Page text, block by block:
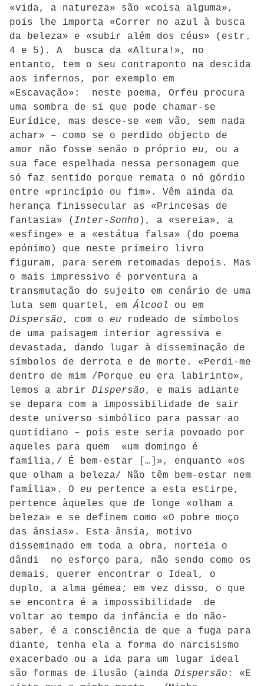
«vida, a natureza» são «coisa alguma»,
pois lhe importa «Correr no azul à busca
da beleza» e «subir além dos céus» (estr.
4 e 5). A busca da «Altura!», no
entanto, tem o seu contraponto na descida
aos infernos, por exemplo em
«Escavação»: neste poema, Orfeu procura
uma sombra de si que pode chamar-se
Eurídice, mas desce-se «em vão, sem nada
achar» – como se o perdido objecto de
amor não fosse senão o próprio eu, ou a
sua face espelhada nessa personagem que
só faz sentido porque remata o nó górdio
entre «princípio ou fim». Vêm ainda da
herança finissecular as «Princesas de
fantasia» ( Inter-Sonho ), a «sereia», a
«esfinge» e a «estátua falsa» (do poema
epónimo) que neste primeiro livro
figuram, para serem retomadas depois. Mas
o mais impressivo é porventura a
transmutação do sujeito em cenário de uma
luta sem quartel, emÁlcool
ou em
Dispersão, com o eu
rodeado de símbolos
de uma paisagem interior agressiva e
devastada, dando lugar à disseminação de
símbolos de derrota e de morte. «Perdi-me
dentro de mim /Porque eu era labirinto»,
lemos a abrir Dispersão, e mais adiante
se depara com a impossibilidade de sair
deste universo simbólico para passar ao
quotidiano – pois este seria povoado por
aqueles para quem «um domingo é
família,/ É bem-estar […]», enquanto «os
que olham a beleza/ Não têm bem-estar nem
família». O eu pertence a esta estirpe,
pertence àqueles que de longe «olham a
beleza» e se definem como «O pobre moço
das ânsias». Esta ânsia, motivo
disseminado em toda a obra, norteia o
dândi no esforço para, não sendo como os
demais, querer encontrar o Ideal, o
duplo, a alma gémea; em vez disso, o que
se encontra é a impossibilidade de
voltar ao tempo da infância e do não-
saber, é a consciência de que a fuga para
diante, tenha ela a forma do narcisismo
exacerbado ou a ida para um lugar ideal
são formas de ilusão (ainda Dispersão : «E